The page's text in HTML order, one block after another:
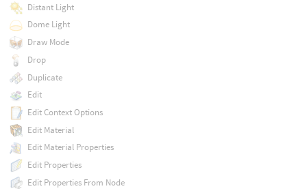
Distant Light
Dome Light
Draw Mode
Drop
Duplicate
Edit
Edit Context Options
Edit Material
Edit Material Properties
Edit Properties
Edit Properties From Node